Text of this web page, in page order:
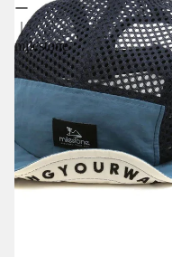
ー
｜
milestone